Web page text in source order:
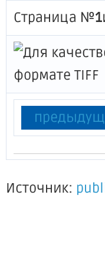
Страница №1
Источник: